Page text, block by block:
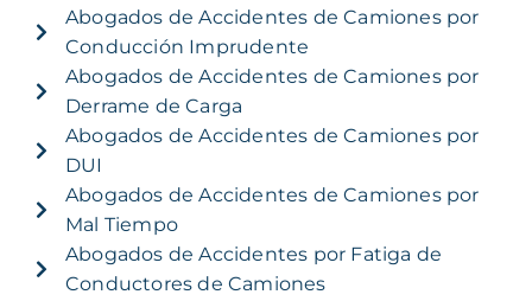
Abogados de Accidentes de Camiones por
Conducción Imprudente
Abogados de Accidentes de Camiones por
Derrame de Carga
Abogados de Accidentes de Camiones por
DUI
Abogados de Accidentes de Camiones por
Mal Tiempo
Abogados de Accidentes por Fatiga de
Conductores de Camiones